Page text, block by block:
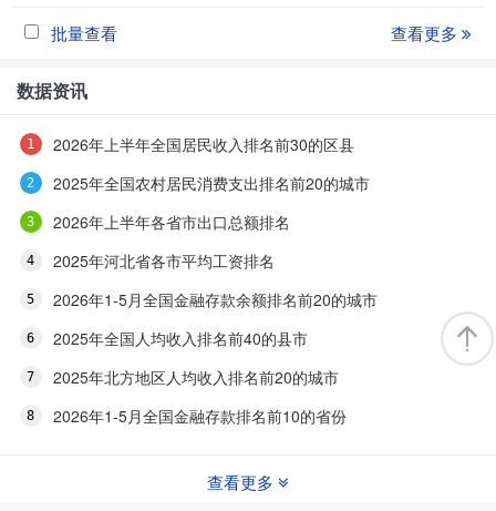
批量查看 查看更多
数据资讯
2026年上半年全国居民收入排名前30的区县
2025年全国农村居民消费支出排名前20的城市
2026年上半年各省市出口总额排名
2025年河北省各市平均工资排名
2026年1-5月全国金融存款余额排名前20的城市
2025年全国人均收入排名前40的县市
2025年北方地区人均收入排名前20的城市
2026年1-5月全国金融存款排名前10的省份
查看更多